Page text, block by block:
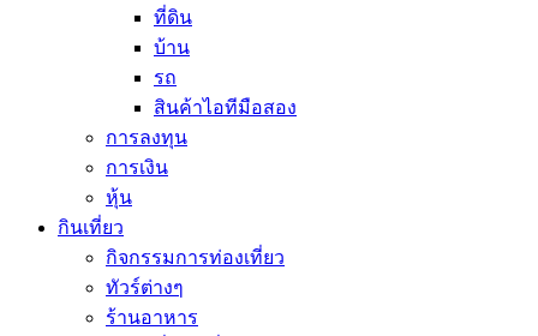
ที่ดิน
บ้าน
รถ
สินค้าไอทีมือสอง
การลงทุน
การเงิน
หุ้น
กินเที่ยว
กิจกรรมการท่องเที่ยว
ทัวร์ต่างๆ
ร้านอาหาร